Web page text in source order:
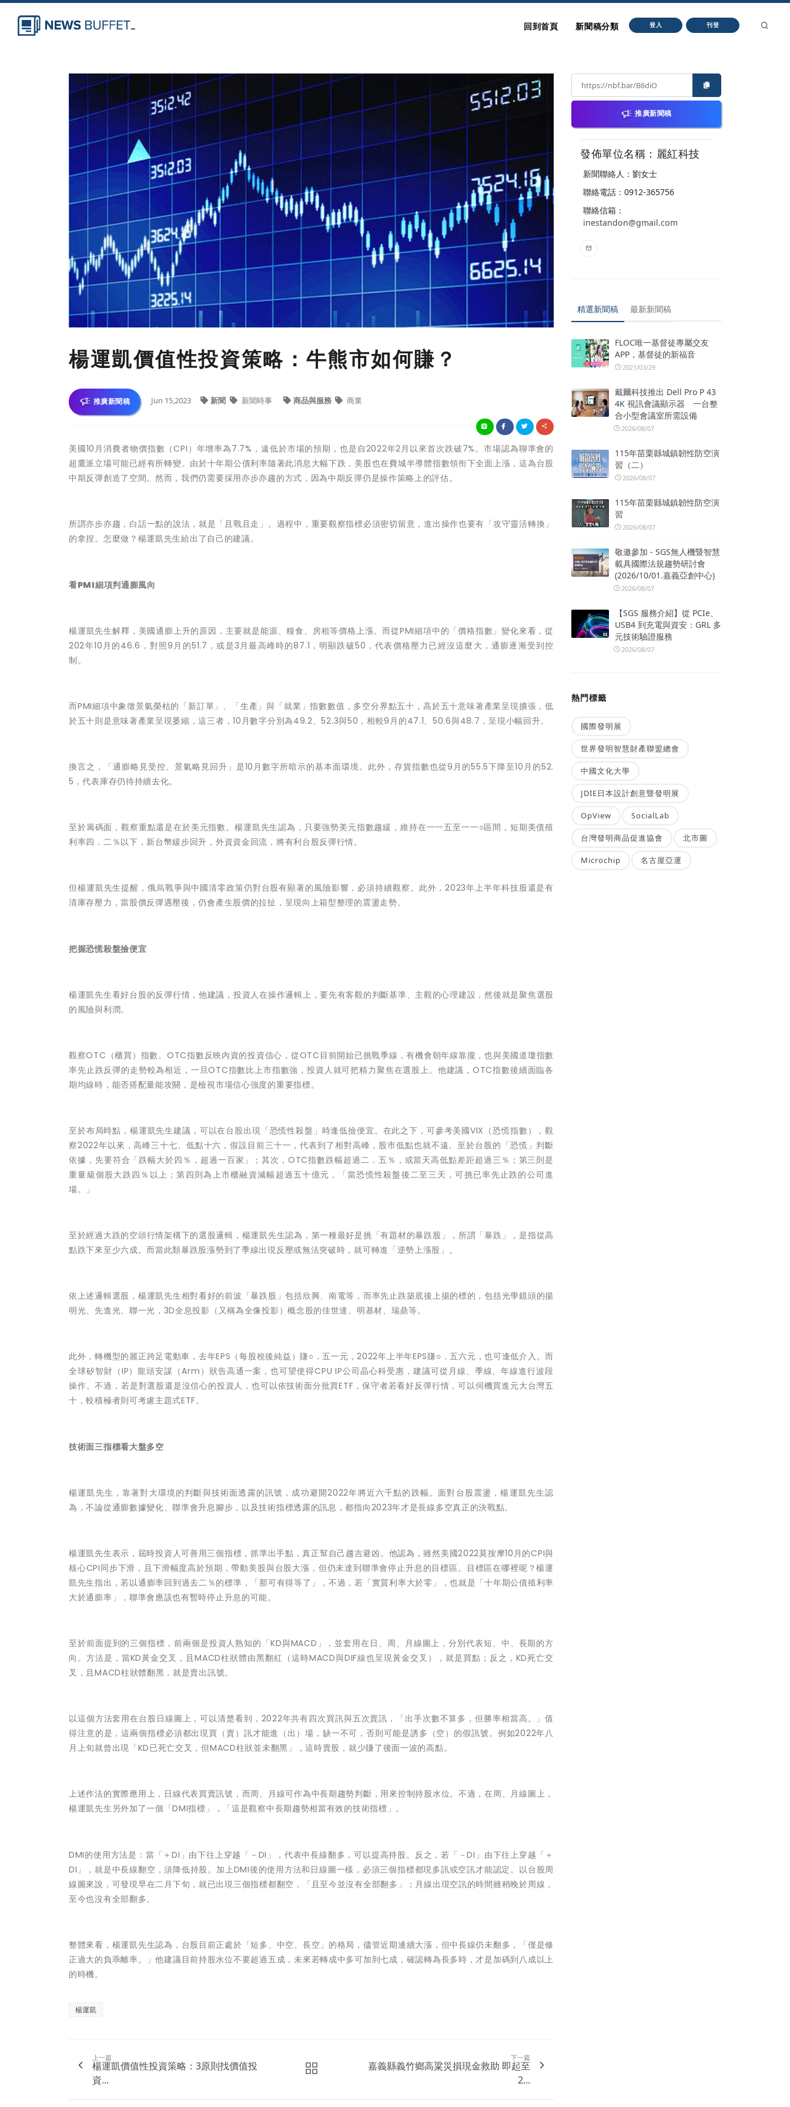
回到首頁 新聞稿分類 登入 刊登
楊運凱價值性投資策略：牛熊市如何賺？
推廣新聞稿 Jun 15,2023 新聞 新聞時事 商品與服務 商業
美國10月消費者物價指數（CPI）年增率為7.7%，遠低於市場的預期，也是自2022年2月以來首次跌破7%。市場認為聊準會的
超鷹派立場可能已經有所轉變。由於十年期公債利率隨著此消息大幅下跌，美股也在費城半導體指數領衔下全面上漲，這為台股
中期反彈創造了空間。然而，我們仍需要採用亦步亦趨的方式，因為中期反彈仍是操作策略上的評估。
所謂亦步亦趨，白話一點的說法，就是「且戰且走」。過程中，重要觀察指標必須密切留意，進出操作也要有「攻守靈活轉換」
的拿捏。怎麼做？ 楊運凱先生給出了自己的建議。
看PMI細項判通膨風向
楊運凱先生解釋，美國通膨上升的原因，主要就是能源、糧食、房租等價格上漲。而從PMI細項中的「價格指數」變化來看，從
202年10 月的46.6 ，對照9 月的51.7 ，或是3 月最高峰時的87.1 ，明顯跌破50 ，代表價格壓力已經沒這麼大，通膨逐漸受到控
制。
而PMI細項中象徵景氣榮枯的「新訂單」、「生產」與「就業」指數數值，多空分界點五十，高於五十意味著產業呈現擴張，低
於五十則是意味著產業呈現萎縮，這三者，10 月數字分別為49.2、52.3與50 ，相較9月的47.1、50.6與48.7 ，呈現小幅回升。
換言之，「通膨略見受控、景氣略見回升」是10月數字所暗示的基本面環境。此外，存貨指數也從9月的55.5下降至10月的52.
5 ，代表庫存仍待持續去化。
至於籌碼面，觀察重點還是在於美元指數。楊運凱先生認為，只要強勢美元指數趨緩，維持在一一五至一一○區間，短期美債殖
利率四．二％以下，新台幣緩步回升，外資資金回流，將有利台股反彈行情。
但楊運凱先生提醒，俄烏戰爭與中國清零政策仍對台股有顯著的風險影響，必須持續觀察。此外，2023年上半年科技股還是有
清庫存壓力，當股價反彈遇壓後，仍會產生股價的拉扯，呈現向上箱型整理的震盪走勢。
把握恐慌殺盤撿便宜
楊運凱先生看好台股的反彈行情，他建議，投資人在操作邏輯上，要先有客觀的判斷基準、主觀的心理建設，然後就是聚焦選股
的風險與利潤。
觀察OTC（櫃買）指數。OTC指數反映內資的投資信心，從OTC目前開始已挑戰季線，有機會朝年線靠攏，也與美國道瓊指數
率先止跌反彈的走勢較為相近，一旦OTC指數比上市指數強，投資人就可把精力聚焦在選股上。他建議，OTC指數後續面臨各
期均線時，能否搭配量能攻關，是檢視市場信心強度的重要指標。
至於布局時點，楊運凱先生建議，可以在台股出現「恐慌性殺盤」時逢低撿便宜。在此之下，可參考美國VIX（恐慌指數），觀
察2022年以來，高峰三十七、低點十六，假設目前三十一，代表到了相對高峰，股市低點也就不遠。至於台股的「恐慌」判斷
依據，先要符合「跌幅大於四％，超過一百家」；其次，OTC指數跌幅超過二．五％，或當天高低點差距超過三％；第三則是
重量級個股大跌四％以上；第四則為上市櫃融資減幅超過五十億元，「當恐慌性殺盤後二至三天，可挑已率先止跌的公司進
場。」
至於經過大跌的空頭行情架構下的選股邏輯，楊運凱先生認為，第一種最好是挑「有題材的暴跌股」，所謂「暴跌」，是指從高
點跌下來至少六成。而當此類暴跌股漲勢到了季線出現反壓或無法突破時，就可轉進「逆勢上漲股」。
依上述邏輯選股，楊運凱先生相對看好的前波「暴跌股」包括欣興、南電等，而率先止跌築底後上揚的標的，包括光學鏡頭的揚
明光、先進光、聯一光，3D全息投影（又稱為全像投影）概念股的佳世達、明基材、瑞鼎等。
此外，轉機型的麗正跨足電動車，去年EPS（每股稅後純益）賺○．五一元，2022年上半年EPS賺○．五六元，也可逢低介入。而
全球矽智財（IP）龍頭安謀（Arm）狀告高通一案，也可望使得CPU IP公司晶心科受惠，建議可從月線、季線、年線進行波段
操作。不過，若是對選股還是沒信心的投資人，也可以依技術面分批買ETF，保守者若看好反彈行情，可以伺機買進元大台灣五
十，較積極者則可考慮主題式ETF。
技術面三指標看大盤多空
楊運凱先生，靠著對大環境的判斷與技術面透露的訊號，成功避開2022年將近六千點的跌幅。面對台股震盪，楊運凱先生認
為，不論從通膨數據變化、聯準會升息腳步，以及技術指標透露的訊息，都指向2023年才是長線多空真正的決戰點。
楊運凱先生表示，屆時投資人可善用三個指標，抓準出手點，真正幫自己趨吉避凶。他認為，雖然美國2022莫按摩10月的CPI與
核心CPI同步下滑，且下滑幅度高於預期，帶動美股與台股大漲，但仍未達到聯準會停止升息的目標區。目標區在哪裡呢？楊運
凱先生指出，若以通膨率回到過去二％的標準，「那可有得等了」，不過，若「實質利率大於零」，也就是「十年期公債殖利率
大於通膨率」，聯準會應該也有暫時停止升息的可能。
至於前面提到的三個指標，前兩個是投資人熟知的「KD與MACD」，並套用在日、周、月線圖上，分別代表短、中、長期的方
向。方法是，當KD黃金交叉，且MACD柱狀體由黑翻紅（這時MACD與DIF線也呈現黃金交叉），就是買點；反之，KD死亡交
叉，且MACD柱狀體翻黑，就是賣出訊號。
以這個方法套用在台股日線圖上，可以清楚看到，2022年共有四次買訊與五次賣訊，「出手次數不算多，但勝率相當高。」值
得注意的是，這兩個指標必須都出現買（賣）訊才能進（出）場，缺一不可，否則可能是誘多（空）的假訊號。例如2022年八
月上旬就曾出現「KD已死亡交叉，但MACD柱狀並未翻黑」，這時賣股，就少賺了後面一波的高點。
上述作法的實際應用上，日線代表買賣訊號，而周、月線可作為中長期趨勢判斷，用來控制持股水位。不過，在周、月線圖上，
楊運凱先生另外加了一個「DMI指標」，「這是觀察中長期趨勢相當有效的技術指標」。
DMI的使用方法是：當「＋DI」由下往上穿越「－DI」，代表中長線翻多，可以提高持股。反之，若「－DI」由下往上穿越「＋
DI」，就是中長線翻空，須降低持股。加上DMI後的使用方法和日線圖一樣，必須三個指標都現多訊或空訊才能認定。以台股周
線圖來說，可發現早在二月下旬，就已出現三個指標都翻空，「且至今並沒有全部翻多」；月線出現空訊的時間雖稍晚於周線，
至今也沒有全部翻多。
整體來看，楊運凱先生認為，台股目前正處於「短多、中空、長空」的格局，儘管近期連續大漲，但中長線仍未翻多，「僅是修
正過大的負乖離率。」他建議目前持股水位不要超過五成，未來若轉成中多可加到七成，確認轉為長多時，才是加碼到八成以上
的時機。
楊運凱
上一篇
楊運凱價值性投資策略：3原則找價值投
資...
下一篇
嘉義縣義竹鄉高粱災損現金救助 即起至
2...
推廣新聞稿
發佈單位名稱：麗紅科技
新聞聯絡人：劉女士
聯絡電話：0912-365756
聯絡信箱：
inestandon@gmail.com
精選新聞稿 最新新聞稿
FLOC唯一基督徒專屬交友
APP，基督徒的新福音
2021/03/29
戴爾科技推出 Dell Pro P 43
4K 視訊會議顯示器 一台整
合小型會議室所需設備
2026/08/07
115年苗栗縣城鎮韌性防空演
習（二）
2026/08/07
115年苗栗縣城鎮韌性防空演
習
2026/08/07
敬邀參加 - SGS無人機暨智慧
載具國際法規趨勢研討會
(2026/10/01.嘉義亞創中心)
2026/08/07
【SGS 服務介紹】從 PCIe、
USB4 到充電與資安：GRL 多
元技術驗證服務
2026/08/07
熱門標籤
國際發明展
世界發明智慧財產聯盟總會
中國文化大學
JDIE日本設計創意暨發明展
OpView SocialLab
台灣發明商品促進協會 北市圖
Microchip 名古屋亞運